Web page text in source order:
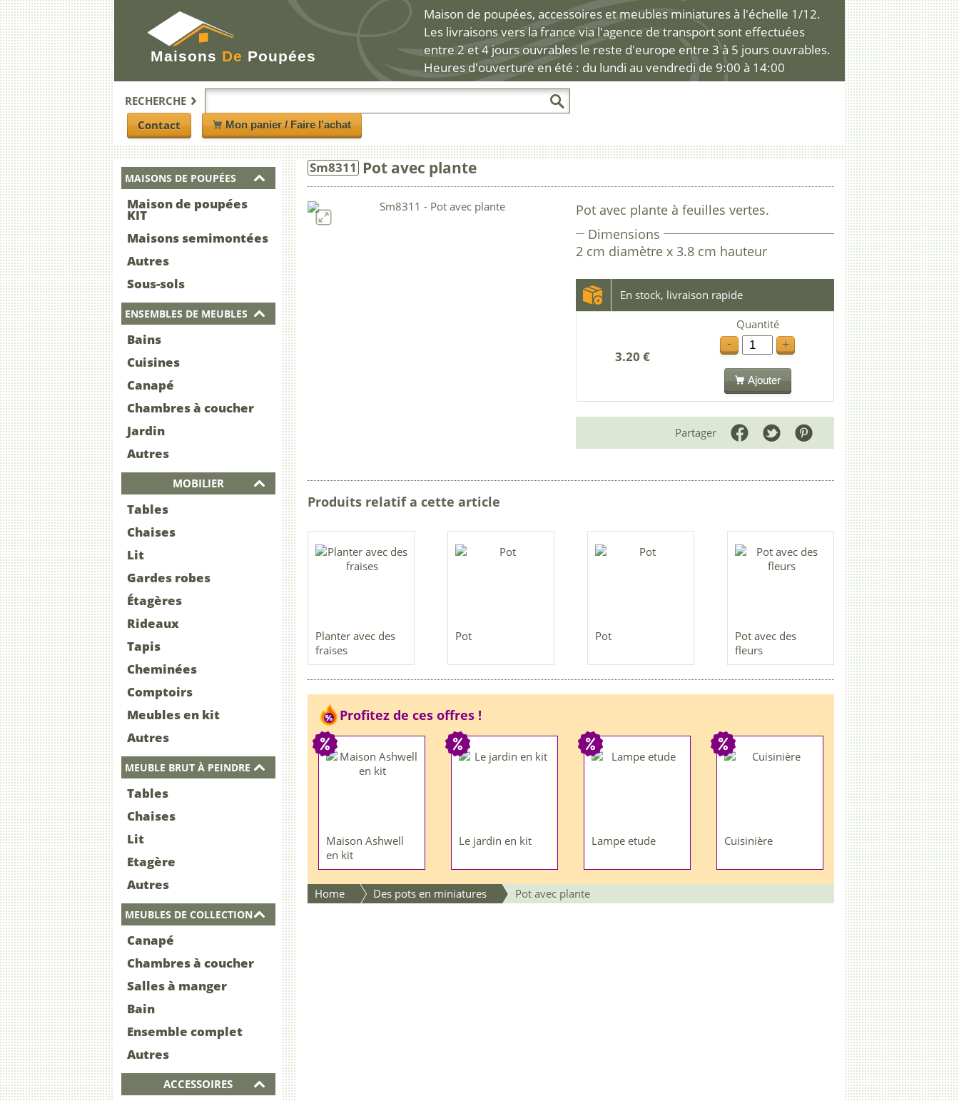
Maisons De Poupées
Maison de poupées, accessoires et meubles miniatures à l'échelle 1/12.
Les livraisons vers la france via l'agence de transport sont effectuées
entre 2 et 4 jours ouvrables le reste d'europe entre 3 à 5 jours ouvrables.
Heures d'ouverture en été : du lundi au vendredi de 9:00 à 14:00
RECHERCHE
Contact
Mon panier / Faire l'achat
MAISONS DE POUPÉES
Maison de poupées
KIT
Maisons semimontées
Autres
Sous-sols
ENSEMBLES DE MEUBLES
Bains
Cuisines
Canapé
Chambres à coucher
Jardin
Autres
MOBILIER
Tables
Chaises
Lit
Gardes robes
Étagères
Rideaux
Tapis
Cheminées
Comptoirs
Meubles en kit
Autres
MEUBLE BRUT À PEINDRE
Tables
Chaises
Lit
Etagère
Autres
MEUBLES DE COLLECTION
Canapé
Chambres à coucher
Salles à manger
Bain
Ensemble complet
Autres
ACCESSOIRES
Sm8311 Pot avec plante
Pot avec plante à feuilles vertes.
Dimensions
2 cm diamètre x 3.8 cm hauteur
En stock, livraison rapide
3.20 €
Quantité
-
+
Ajouter
Partager
Produits relatif a cette article
Planter avec des
fraises
Pot Pot
Pot avec des
fleurs
Profitez de ces offres !
Maison Ashwell
en kit
Le jardin en kit Lampe etude Cuisinière
Home Des pots en miniatures Pot avec plante